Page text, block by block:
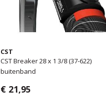
CST
CST Breaker 28 x 1 3/8 (37-622)
buitenband
€ 21,95